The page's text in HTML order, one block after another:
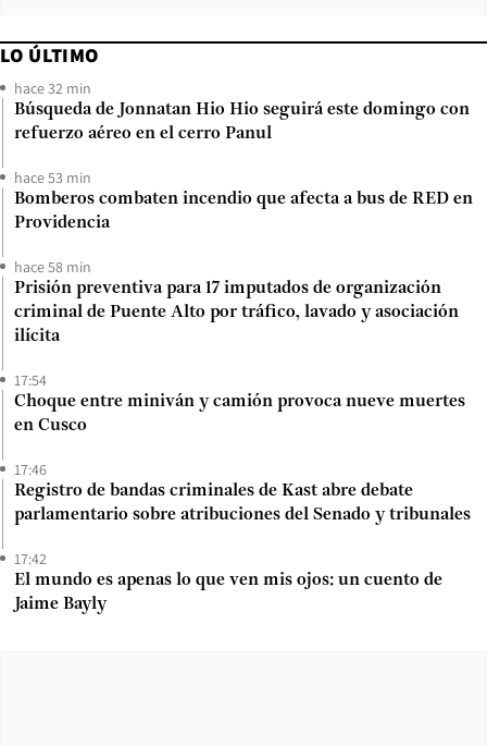
LO ÚLTIMO
hace 32 min
Búsqueda de Jonnatan Hio Hio seguirá este domingo con
refuerzo aéreo en el cerro Panul
hace 53 min
Bomberos combaten incendio que afecta a bus de RED en
Providencia
hace 58 min
Prisión preventiva para 17 imputados de organización
criminal de Puente Alto por tráfico, lavado y asociación
ilícita
17:54
Choque entre miniván y camión provoca nueve muertes
en Cusco
17:46
Registro de bandas criminales de Kast abre debate
parlamentario sobre atribuciones del Senado y tribunales
17:42
El mundo es apenas lo que ven mis ojos: un cuento de
Jaime Bayly